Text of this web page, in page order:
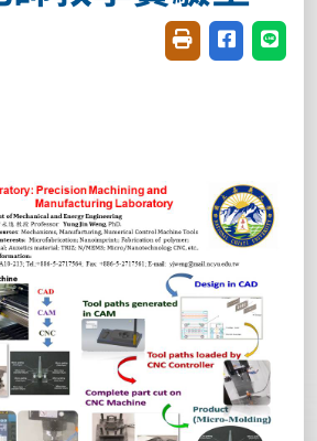
友善列印(開新視
分享至臉書
分享